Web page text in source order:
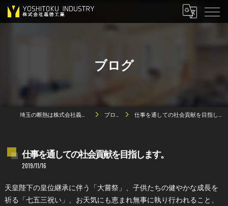
ブログ
埼玉の断熱は株式会社義德工業 ブログ 仕事を通しての社会貢献を目指します。
仕事を通しての社会貢献を目指します。
2019/11/16
天皇陛下の皇位継承に伴う「大嘗祭」、子供たちの健やかな成長を
祈る「七五三祝い」、お天気にも恵まれ無事に執り行われること、